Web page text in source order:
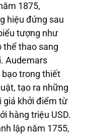
1875,
hiệu đứng sau
tượng như
thể thao sang
Audemars
trong thiết
tạo ra những
giá khởi điểm từ
hàng triệu USD.
lập năm 1755,